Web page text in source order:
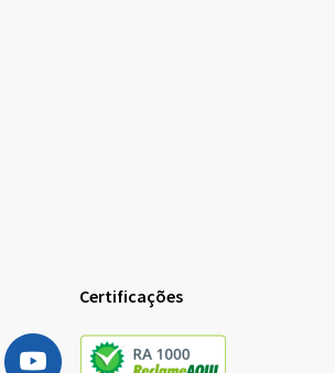
Certificações